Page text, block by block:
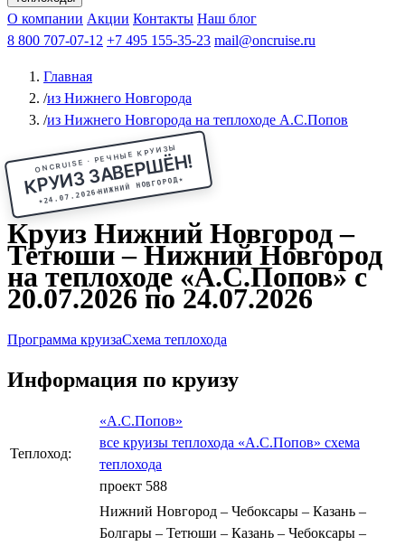
Чебоксарыиз Волгоградаиз Саратова Все города
КазаньВ Нижний НовгородВ ПермьВ Ростов-на-Дону
РыбинскНа СоловкиНа ВалаамПо ОкеПо Енисею
Афанасий Никитин Октябрьская революция
ФединАлександр СвешниковИван
МироновА.С.Попов
О компании Акции Контакты Наш блог
8 800 707-07-12 +7 495 155-35-23 mail@oncruise.ru
Главная
/из Нижнего Новгорода
/из Нижнего Новгорода на теплоходе А.С.Попов
ONCRUISE · РЕЧНЫЕ КРУИЗЫ
КРУИЗ ЗАВЕРШЁН!
★24.07.2026
НИЖНИЙ НОВГОРОД★
Круиз Нижний Новгород –
Тетюши – Нижний Новгород
на теплоходе «А.С.Попов» с
20.07.2026 по 24.07.2026
Программа круизаСхема теплохода
Информация по круизу
Теплоход:
«А.С.Попов»
все круизы теплохода «А.С.Попов» схема
теплохода
проект 588
Нижний Новгород – Чебоксары – Казань –
Болгары – Тетюши – Казань – Чебоксары –